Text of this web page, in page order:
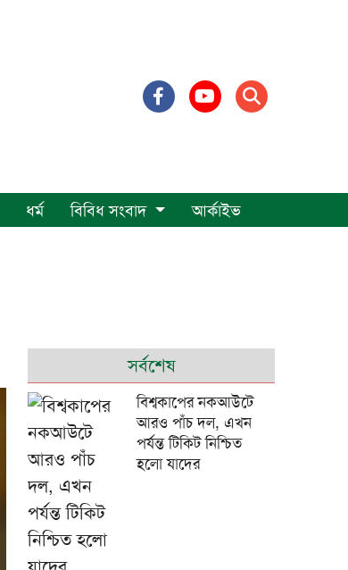
ধর্ম বিবিধ সংবাদ আর্কাইভ
সর্বশেষ
বিশ্বকাপের নকআউটে
আরও পাঁচ দল, এখন
পর্যন্ত টিকিট নিশ্চিত
হলো যাদের